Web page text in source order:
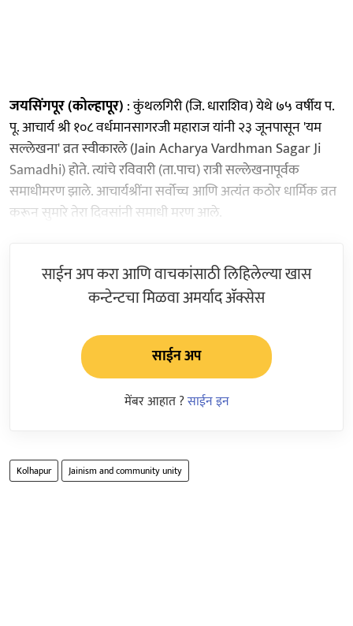
जयसिंगपूर (कोल्हापूर) : कुंथलगिरी (जि. धाराशिव) येथे ७५ वर्षीय प.
पू. आचार्य श्री १०८ वर्धमानसागरजी महाराज यांनी २३ जूनपासून 'यम
सल्लेखना' व्रत स्वीकारले (Jain Acharya Vardhman Sagar Ji
Samadhi) होते. त्यांचे रविवारी (ता.पाच) रात्री सल्लेखनापूर्वक
समाधीमरण झाले. आचार्यश्रींना सर्वोच्च आणि अत्यंत कठोर धार्मिक व्रत
करून सुमारे तेरा दिवसांनी समाधी मरण आले.
साईन अप करा आणि वाचकांसाठी लिहिलेल्या खास
कन्टेन्टचा मिळवा अमर्याद ॲक्सेस
साईन अप
मेंबर आहात ?साईन इन
Kolhapur Jainism and community unity